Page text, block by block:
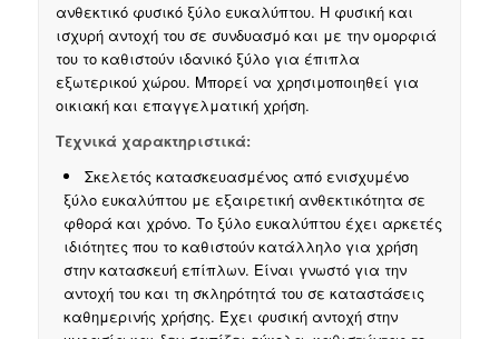
ανθεκτικό φυσικό ξύλο ευκαλύπτου. Η φυσική και
ισχυρή αντοχή του σε συνδυασμό και με την ομορφιά
του το καθιστούν ιδανικό ξύλο για έπιπλα
εξωτερικού χώρου. Μπορεί να χρησιμοποιηθεί για
οικιακή και επαγγελματική χρήση.
Τεχνικά χαρακτηριστικά:
Σκελετός κατασκευασμένος από ενισχυμένο
ξύλο ευκαλύπτου με εξαιρετική ανθεκτικότητα σε
φθορά και χρόνο. Το ξύλο ευκαλύπτου έχει αρκετές
ιδιότητες που το καθιστούν κατάλληλο για χρήση
στην κατασκευή επίπλων. Είναι γνωστό για την
αντοχή του και τη σκληρότητά του σε καταστάσεις
καθημερινής χρήσης. Έχει φυσική αντοχή στην